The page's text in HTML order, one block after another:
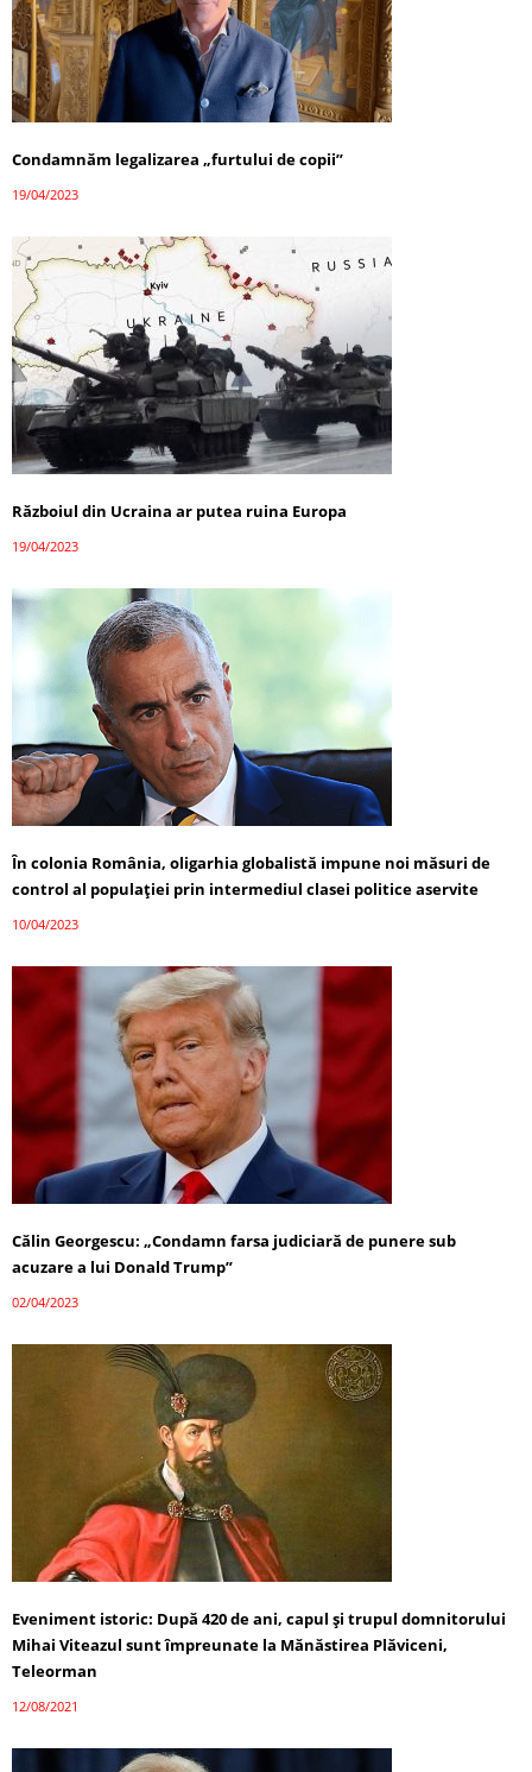
Condamnăm legalizarea „furtului de copii”
19/04/2023
Războiul din Ucraina ar putea ruina Europa
19/04/2023
În colonia România, oligarhia globalistă impune noi măsuri de
control al populației prin intermediul clasei politice aservite
10/04/2023
Călin Georgescu: „Condamn farsa judiciară de punere sub
acuzare a lui Donald Trump”
02/04/2023
Eveniment istoric: După 420 de ani, capul și trupul domnitorului
Mihai Viteazul sunt împreunate la Mănăstirea Plăviceni,
Teleorman
12/08/2021